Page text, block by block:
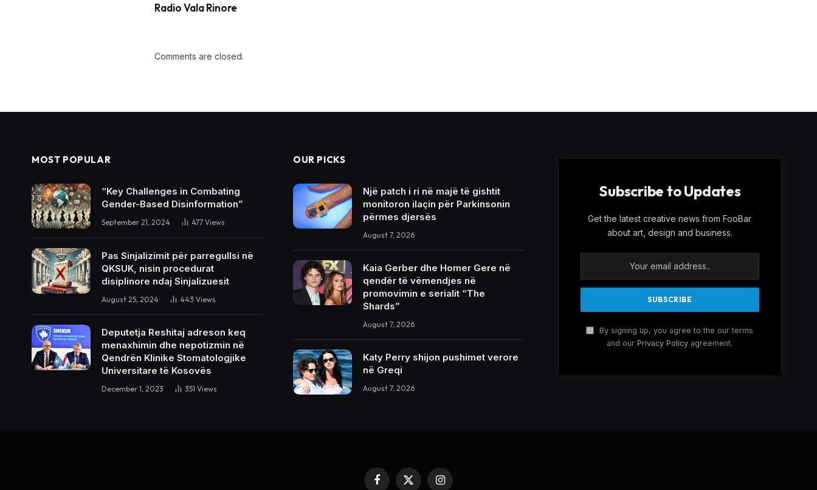
Radio Vala Rinore
Comments are closed.
MOST POPULAR
“Key Challenges in Combating
Gender-Based Disinformation”
September 21, 2024 477 Views
Pas Sinjalizimit për parregullsi në
QKSUK, nisin procedurat
disiplinore ndaj Sinjalizuesit
August 25, 2024 443 Views
Deputetja Reshitaj adreson keq
menaxhimin dhe nepotizmin në
Qendrën Klinike Stomatologjike
Universitare të Kosovës
December 1, 2023 351 Views
OUR PICKS
Një patch i ri në majë të gishtit
monitoron ilaçin për Parkinsonin
përmes djersës
August 7, 2026
Kaia Gerber dhe Homer Gere në
qendër të vëmendjes në
promovimin e serialit “The
Shards”
August 7, 2026
Katy Perry shijon pushimet verore
në Greqi
August 7, 2026
Subscribe to Updates
Get the latest creative news from FooBar
about art, design and business.
By signing up, you agree to the our terms
and ourPrivacy Policy agreement.
Facebook
X Instagram